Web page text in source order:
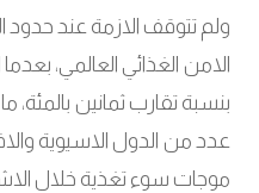
ولم تتوقف الازمة عند حدود
الامن الغذائي العالمي،
بنسبة تقارب ثمانين بالمئة،
عدد من الدول الاسيوية
موجات سوء تغذية خلال